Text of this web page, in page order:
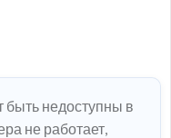
быть недоступны в
не работает,